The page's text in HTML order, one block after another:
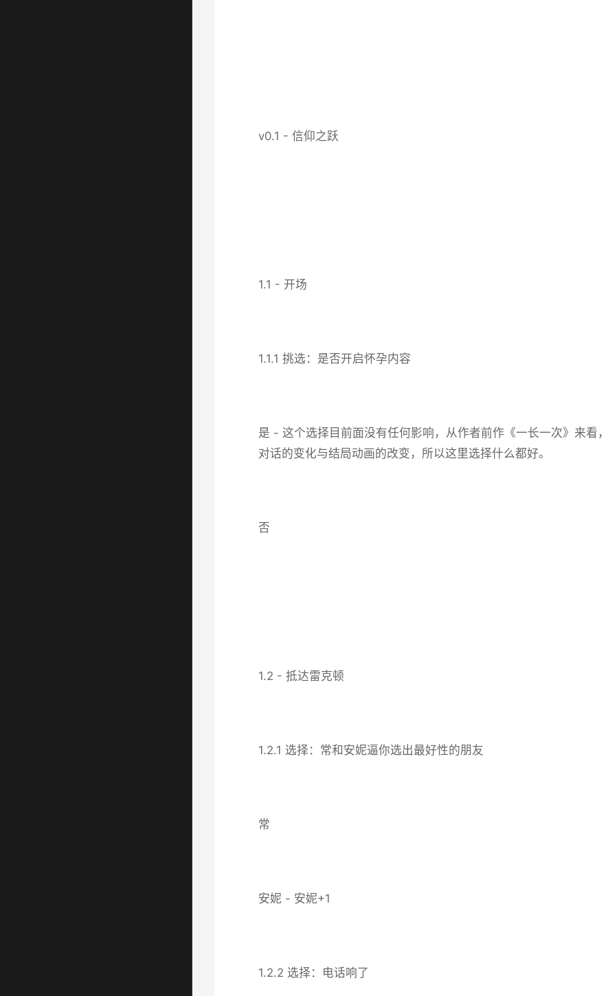
v0.1 - 信仰之跃
1.1 - 开场
1.1.1 挑选：是否开启怀孕内容
是 - 这个选择目前面没有任何影响，从作者前作《一长一次》来看
对话的变化与结局动画的改变，所以这里选择什么都好。
否
1.2 - 抵达雷克顿
1.2.1 选择：常和安妮逼你选出最好性的朋友
常
安妮 - 安妮+1
1.2.2 选择：电话响了